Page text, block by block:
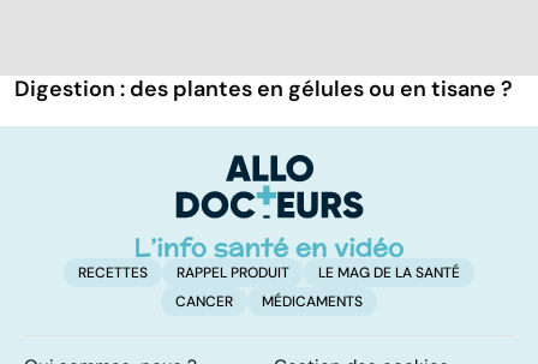
Digestion : des plantes en gélules ou en tisane ?
RECETTES RAPPEL PRODUIT
LE MAG DE LA SANTÉ
CANCER
MÉDICAMENTS